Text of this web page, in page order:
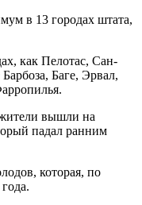
в 13 городах штата,
как Пелотас, Сан-
Баге, Эрвал,
вышли на
падал ранним
которая, по